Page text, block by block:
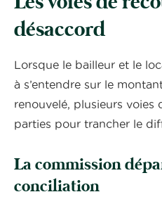
désaccord
Lorsque le bailleur et le
à s’entendre sur le
renouvelé, plusieurs voies
parties pour trancher le
La commission
conciliation